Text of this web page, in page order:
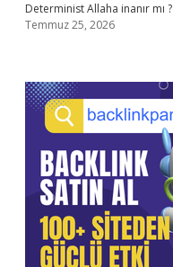
Determinist Allaha inanır mı ?
Temmuz 25, 2026